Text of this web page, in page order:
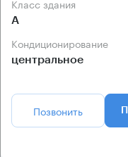
Класс здания
А
Кондиционирование
центральное
Позвонить